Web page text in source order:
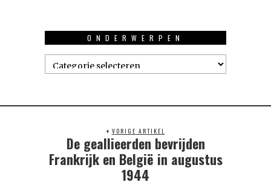
ONDERWERPEN
Onderwerpen
VORIGE ARTIKEL
Previous
post:
De geallieerden bevrijden
Frankrijk en België in augustus
1944